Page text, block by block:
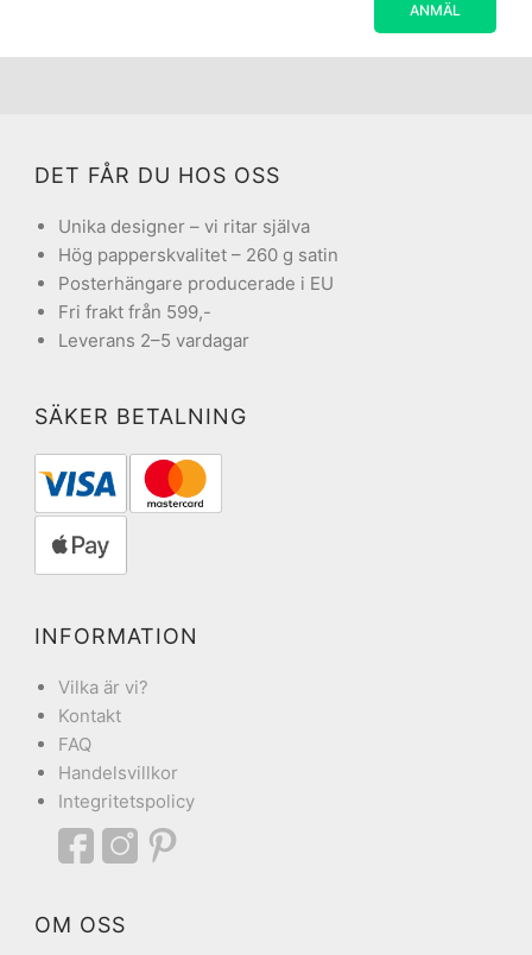
DET FÅR DU HOS OSS
Unika designer – vi ritar själva
Hög papperskvalitet – 260 g satin
Posterhängare producerade i EU
Fri frakt från 599,-
Leverans 2–5 vardagar
SÄKER BETALNING
INFORMATION
Vilka är vi?
Kontakt
FAQ
Handelsvillkor
Integritetspolicy
OM OSS